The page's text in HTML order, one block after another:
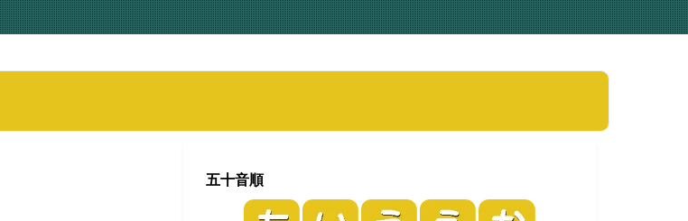
五十音順